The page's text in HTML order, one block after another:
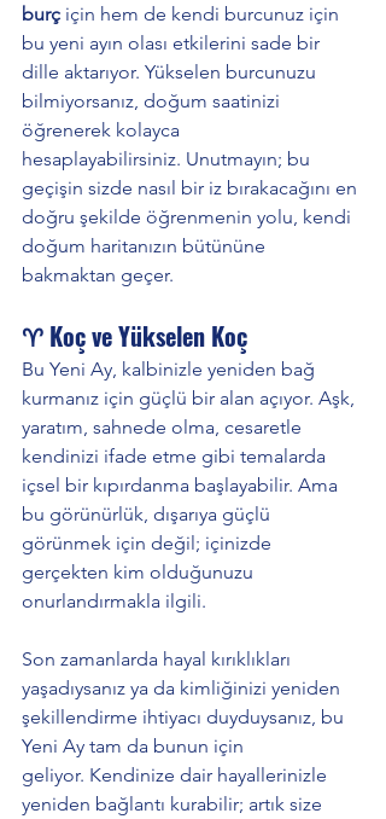
burç için hem de kendi burcunuz için
bu yeni ayın olası etkilerini sade bir
dille aktarıyor. Yükselen burcunuzu
bilmiyorsanız, doğum saatinizi
öğrenerek kolayca
hesaplayabilirsiniz. Unutmayın; bu
geçişin sizde nasıl bir iz bırakacağını en
doğru şekilde öğrenmenin yolu, kendi
doğum haritanızın bütününe
bakmaktan geçer.
♈ Koç ve Yükselen Koç
Bu Yeni Ay, kalbinizle yeniden bağ
kurmanız için güçlü bir alan açıyor. Aşk,
yaratım, sahnede olma, cesaretle
kendinizi ifade etme gibi temalarda
içsel bir kıpırdanma başlayabilir. Ama
bu görünürlük, dışarıya güçlü
görünmek için değil; içinizde
gerçekten kim olduğunuzu
onurlandırmakla ilgili.
Son zamanlarda hayal kırıklıkları
yaşadıysanız ya da kimliğinizi yeniden
şekillendirme ihtiyacı duyduysanız, bu
Yeni Ay tam da bunun için
geliyor. Kendinize dair hayallerinizle
yeniden bağlantı kurabilir; artık size